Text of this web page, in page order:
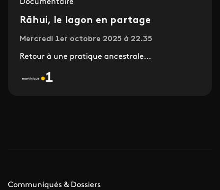
Documentaire
Rāhui, le lagon en partage
Mercredi 1er octobre 2025 à 22.35
Retour à une pratique ancestrale...
Communiqués & Dossiers